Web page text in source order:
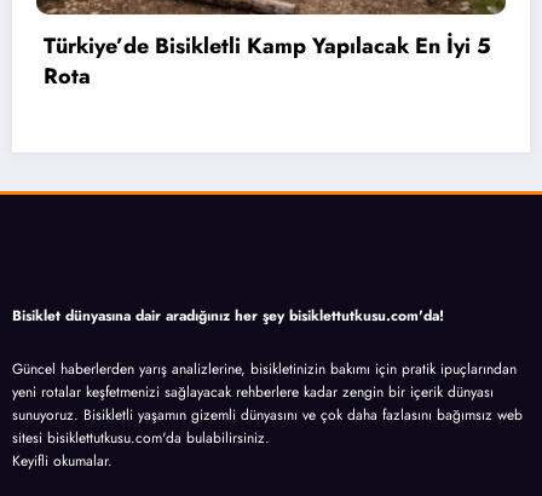
Bahçelievler’de 2 Bin 71 Öğrenciye
Bisiklet dünyasına dair aradığınız her şey bisiklettutkusu.com'da!
Güncel haberlerden yarış analizlerine, bisikletinizin bakımı için pratik ipuçlarından
yeni rotalar keşfetmenizi sağlayacak rehberlere kadar zengin bir içerik dünyası
sunuyoruz. Bisikletli yaşamın gizemli dünyasını ve çok daha fazlasını bağımsız web
sitesi bisiklettutkusu.com'da bulabilirsiniz.
Keyifli okumalar.